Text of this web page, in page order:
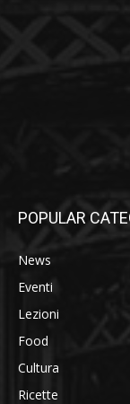
POPULAR
News
Eventi
Lezioni
Food
Cultura
Ricette